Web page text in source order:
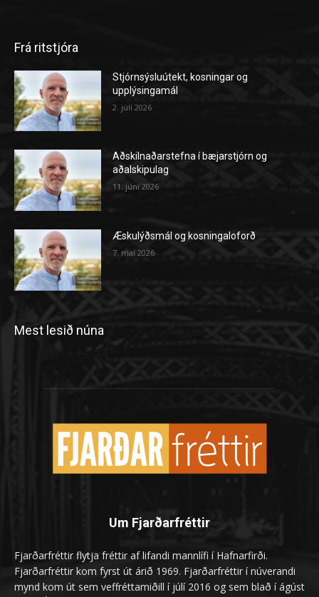
Frá ritstjóra
Stjórnsýsluútekt, kosningar og
upplýsingamál
2. júlí 2026
Aðskilnaðarstefna í bæjarstjórn og
aðalskipulag
11. júní 2026
Æskulýðsmál og kosningaloforð
7. maí 2026
Mest lesið núna
Um Fjarðarfréttir
Fjarðarfréttir flytja fréttir af lifandi mannlífi í Hafnarfirði.
Fjarðarfréttir kom fyrst út árið 1969. Fjarðarfréttir í núverandi
mynd kom út sem veffréttamiðill í júlí 2016 og sem blað í ágúst